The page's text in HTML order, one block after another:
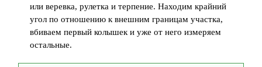
или веревка, рулетка и терпение. Находим крайний
угол по отношению к внешним границам участка,
вбиваем первый колышек и уже от него измеряем
остальные.